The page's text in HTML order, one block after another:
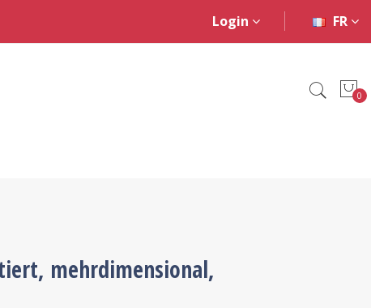
FR
Login
0
mehrdimensional,